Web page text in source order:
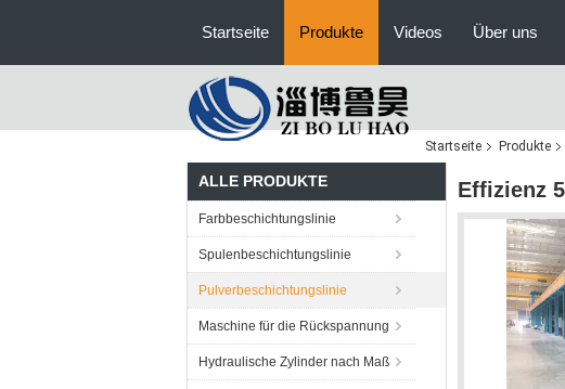
Startseite Produkte Videos Über uns
Startseite
Produkte
ALLE PRODUKTE
Farbbeschichtungslinie
Spulenbeschichtungslinie
Pulverbeschichtungslinie
Maschine für die Rückspannung
Hydraulische Zylinder nach Maß
Effizienz